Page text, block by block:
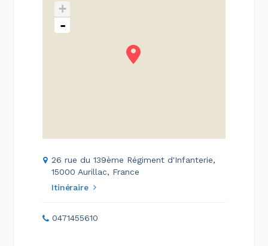
+
-
26 rue du 139ème Régiment d'Infanterie,
15000 Aurillac, France
Itinéraire
0471455610